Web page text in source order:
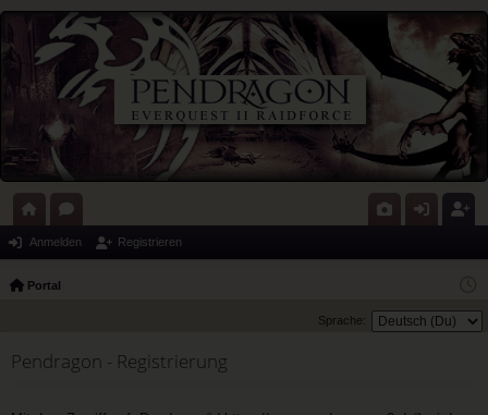
ort or
eri el rie
Anmelden Registrieren
Portal
Sprache:
Pendragon - Registrierung